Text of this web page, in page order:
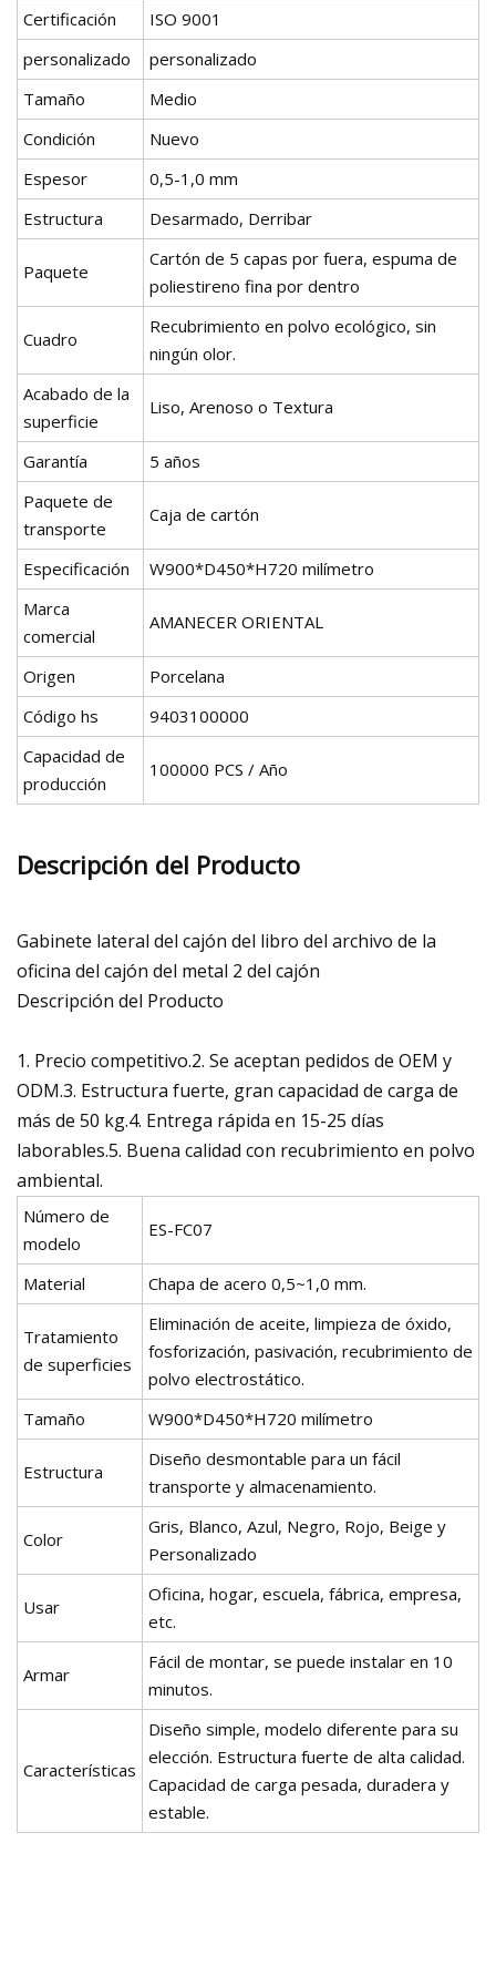
Certificación
ISO 9001
personalizado
personalizado
Tamaño
Medio
Condición
Nuevo
Espesor
0,5-1,0 mm
Estructura
Desarmado, Derribar
Paquete
Cartón de 5 capas por fuera, espuma de
poliestireno fina por dentro
Cuadro
Recubrimiento en polvo ecológico, sin
ningún olor.
Acabado de la
superficie
Liso, Arenoso o Textura
Garantía
5 años
Paquete de
transporte
Caja de cartón
Especificación
W900*D450*H720 milímetro
Marca
comercial
AMANECER ORIENTAL
Origen
Porcelana
Código hs
9403100000
Capacidad de
producción
100000 PCS / Año
Descripción del Producto
Gabinete lateral del cajón del libro del archivo de la
oficina del cajón del metal 2 del cajón
Descripción del Producto
1. Precio competitivo.2. Se aceptan pedidos de OEM y
ODM.3. Estructura fuerte, gran capacidad de carga de
más de 50 kg.4. Entrega rápida en 15-25 días
laborables.5. Buena calidad con recubrimiento en polvo
ambiental.
Número de
modelo
ES-FC07
Material Chapa de acero 0,5~1,0 mm.
Tratamiento
de superficies
Eliminación de aceite, limpieza de óxido,
fosforización, pasivación, recubrimiento de
polvo electrostático.
Tamaño
W900*D450*H720 milímetro
Estructura
Diseño desmontable para un fácil
transporte y almacenamiento.
Color
Gris, Blanco, Azul, Negro, Rojo, Beige y
Personalizado
Usar
Oficina, hogar, escuela, fábrica, empresa,
etc.
Armar
Fácil de montar, se puede instalar en 10
minutos.
Características
Diseño simple, modelo diferente para su
elección. Estructura fuerte de alta calidad.
Capacidad de carga pesada, duradera y
estable.